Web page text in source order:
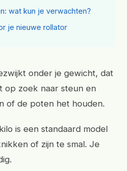
wat kun je verwachten?
je nieuwe rollator
onder je gewicht, dat
op zoek naar steun en
of de poten het houden.
is een standaard model
of zijn te smal. Je